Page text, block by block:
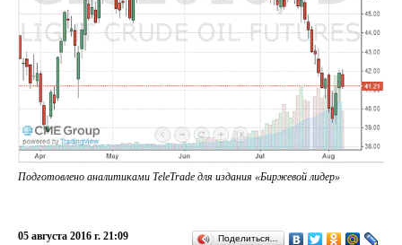
Подготовлено аналитиками TeleTrade для издания «Биржевой лидер»
05 августа 2016 г. 21:09 Поделиться…